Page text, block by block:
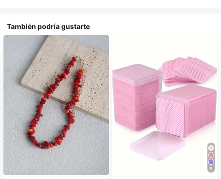
También podría gustarte
9